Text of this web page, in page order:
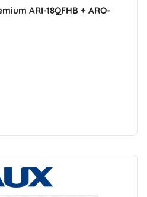
ARI-18QFHB + ARO-